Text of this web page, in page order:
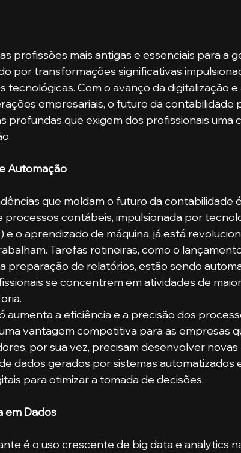
profissões mais antigas e essenciais para a
por transformações significativas
tecnológicas. Com o avanço da digitalização
empresariais, o futuro da contabilidade
profundas que exigem dos profissionais uma
Automação
que moldam o futuro da contabilidade
processos contábeis, impulsionada por
e o aprendizado de máquina, já está
Tarefas rotineiras, como o
preparação de relatórios, estão sendo
se concentrem em atividades de
aumenta a eficiência e a precisão dos
vantagem competitiva para as empresas
por sua vez, precisam desenvolver novas
dados gerados por sistemas automatizados
para otimizar a tomada de decisões.
em Dados
é o uso crescente de big data e analytics